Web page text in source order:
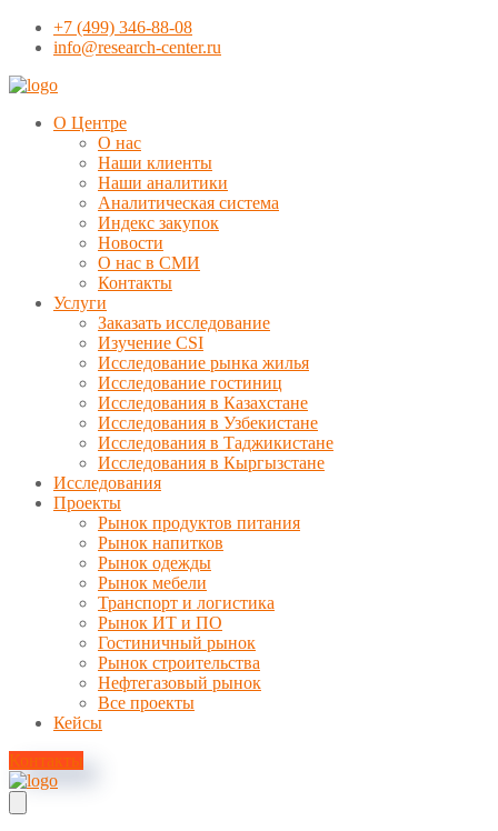
+7 (499) 346-88-08
info@research-center.ru
О Центре
О нас
Наши клиенты
Наши аналитики
Аналитическая система
Индекс закупок
Новости
О нас в СМИ
Контакты
Услуги
Заказать исследование
Изучение CSI
Исследование рынка жилья
Исследование гостиниц
Исследования в Казахстане
Исследования в Узбекистане
Исследования в Таджикистане
Исследования в Кыргызстане
Исследования
Проекты
Рынок продуктов питания
Рынок напитков
Рынок одежды
Рынок мебели
Транспорт и логистика
Рынок ИТ и ПО
Гостиничный рынок
Рынок строительства
Нефтегазовый рынок
Все проекты
Кейсы
Контакты